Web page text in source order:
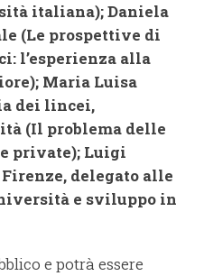
italiana); Daniela
(Le prospettive di
l’esperienza alla
Maria Luisa
dei lincei,
(Il problema delle
private); Luigi
delegato alle
e sviluppo in
e potrà essere